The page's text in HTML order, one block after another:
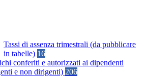
Tassi di assenza trimestrali (da pubblicare
in tabelle) 16
conferiti e autorizzati ai dipendenti
e non dirigenti) 206